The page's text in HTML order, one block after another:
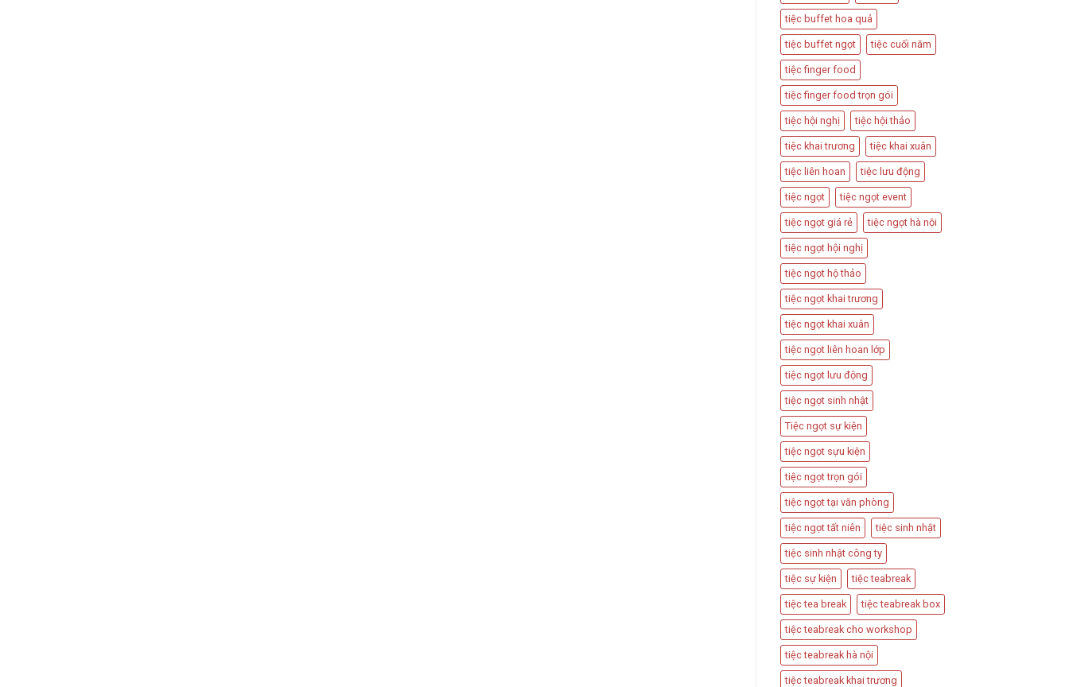
Kiện
Quan
tiệc buffet hoa quả
tiệc buffet ngọt tiệc cuối năm
tiệc finger food
tiệc finger food trọn gói
tiệc hội nghị tiệc hội thảo
tiệc khai trương tiệc khai xuân
tiệc liên hoan tiệc lưu động
tiệc ngọt tiệc ngọt event
tiệc ngọt giá rẻ tiệc ngọt hà nội
tiệc ngọt hội nghị
tiệc ngọt hộ thảo
tiệc ngọt khai trương
tiệc ngọt khai xuân
tiệc ngọt liên hoan lớp
tiệc ngọt lưu động
tiệc ngọt sinh nhật
Tiệc ngọt sự kiện
tiệc ngọt sựu kiện
tiệc ngọt trọn gói
tiệc ngọt tại văn phòng
tiệc ngọt tất niên tiệc sinh nhật
tiệc sinh nhật công ty
tiệc sự kiện tiệc teabreak
tiệc tea break tiệc teabreak box
tiệc teabreak cho workshop
tiệc teabreak hà nội
tiệc teabreak khai trương